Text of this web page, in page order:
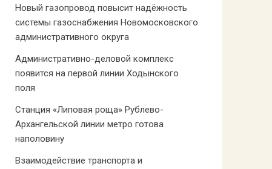
Новый газопровод повысит надёжность
системы газоснабжения Новомосковского
административного округа
Административно-деловой комплекс
появится на первой линии Ходынского
поля
Станция «Липовая роща» Рублево-
Архангельской линии метро готова
наполовину
Взаимодействие транспорта и